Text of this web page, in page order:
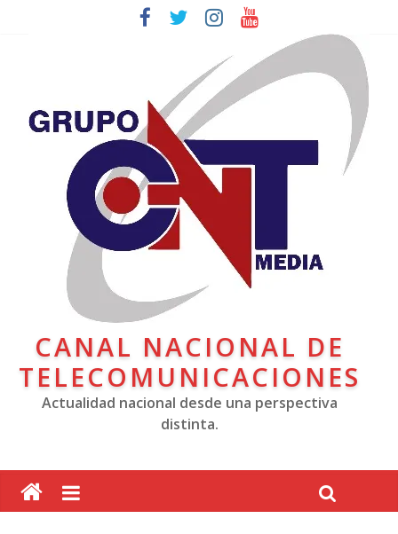
CANAL NACIONAL DE
TELECOMUNICACIONES
Actualidad nacional desde una perspectiva
distinta.